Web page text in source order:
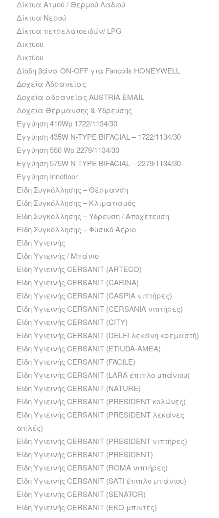
Δίκτυα Ατμού / Θερμού Λαδιού
Δίκτυα Νερού
Δίκτυα πετρελαιοειδών/ LPG
Δικτύου
Δικτύου
Δίοδη βάνα ΟΝ-ΟFF για Fancoils HONEYWELL
Δοχεία Αδρανείας
Δοχεία αδρανείας AUSTRIA EMAIL
Δοχεία Θέρμανσης & Ύδρευσης
Εγγύηση 410Wp 1722/1134/30
Εγγύηση 435W N-TYPE BIFACIAL – 1722/1134/30
Εγγύηση 550 Wp 2279/1134/30
Εγγύηση 575W N-TYPE BIFACIAL – 2279/1134/30
Εγγύηση Innofloor
Είδη Συγκόλλησης – Θέρμανση
Είδη Συγκόλλησης – Κλιματισμός
Είδη Συγκόλλησης – Ύδρευση / Αποχέτευση
Είδη Συγκόλλησης – Φυσικό Αέριο
Είδη Υγιεινής
Είδη Υγιεινής / Μπάνιο
Είδη Υγιεινής CERSANIT (ARTECO)
Είδη Υγιεινής CERSANIT (CARINA)
Είδη Υγιεινής CERSANIT (CASPIA νιπτήρες)
Είδη Υγιεινής CERSANIT (CERSANIA νιπτήρες)
Είδη Υγιεινής CERSANIT (CITY)
Είδη Υγιεινής CERSANIT (DELFI λεκάνη κρεμαστή)
Είδη Υγιεινής CERSANIT (ETIUDA-AMEA)
Είδη Υγιεινής CERSANIT (FACILE)
Είδη Υγιεινής CERSANIT (LARA έπιπλο μπάνιου)
Είδη Υγιεινής CERSANIT (NATURE)
Είδη Υγιεινής CERSANIT (PRESIDENT κολώνες)
Είδη Υγιεινής CERSANIT (PRESIDENT λεκάνες
απλές)
Είδη Υγιεινής CERSANIT (PRESIDENT νιπτήρες)
Είδη Υγιεινής CERSANIT (PRESIDENT)
Είδη Υγιεινής CERSANIT (ROMA νιπτήρες)
Είδη Υγιεινής CERSANIT (SATI έπιπλο μπάνιου)
Είδη Υγιεινής CERSANIT (SENATOR)
Είδη Υγιεινής CERSANIT (ΕΚΟ μπιντές)